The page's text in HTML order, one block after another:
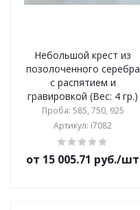
Небольшой крест из
позолоченного серебра
с распятием и
гравировкой (Вес: 4 гр.)
Проба: 585, 750, 925
Артикул: i7082
от 15 005.71 руб./шт